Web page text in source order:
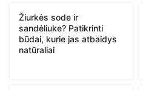
Žiurkės sode ir
sandėliuke? Patikrinti
būdai, kurie jas atbaidys
natūraliai